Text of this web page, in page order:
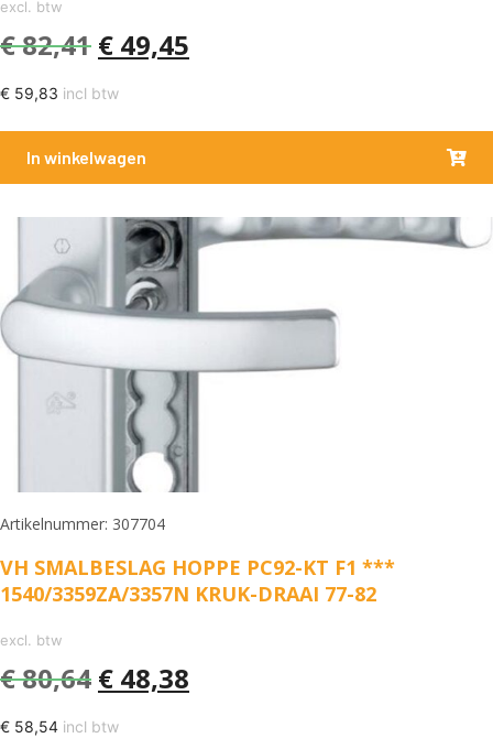
excl. btw
€82,41 € 49,45
€ 59,83 incl btw
In winkelwagen
Artikelnummer: 307704
VH SMALBESLAG HOPPE PC92-KT F1 ***
1540/3359ZA/3357N KRUK-DRAAI 77-82
excl. btw
€80,64 € 48,38
€ 58,54 incl btw